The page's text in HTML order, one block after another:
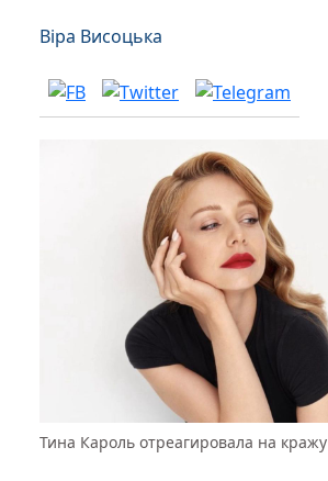
Віра Висоцька
Тина Кароль отреагировала на